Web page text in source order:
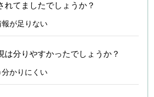
れてましたでしょうか？
報が足りない
は分りやすかったでしょうか？
分かりにくい